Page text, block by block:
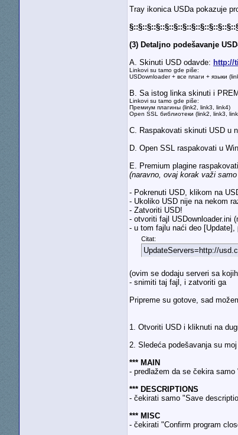
Tray ikonica USDa pokazuje
(3) Detaljno podešavanje
A. Skinuti USD odavde: http://
Linkovi su tamo gde piše:
USDownloader + все плаги + языки
B. Sa istog linka skinuti i
Linkovi su tamo gde piše:
Премиум плагины (link2, link3, link4)
Open SSL библиотеки (link2, link3,
C. Raspakovati skinuti USD u
D. Open SSL raspakovati u
E. Premium plagine
(naravno, ovaj korak važi
- Pokrenuti USD, klikom na
- Ukoliko USD nije na nekom
- Zatvoriti USD!
- otvoriti fajl USDownloader.ini
- u tom fajlu naći deo
Citat:
UpdateServers=http://
(ovim se dodaju serveri sa
- snimiti taj fajl, i zatvoriti ga
Pripreme su gotove, sad
1. Otvoriti USD i kliknuti na
2. Sledeća podešavanja su
*** MAIN
- predlažem da se čekira
*** DESCRIPTIONS
- čekirati samo "Save
*** MISC
- čekirati "Confirm program